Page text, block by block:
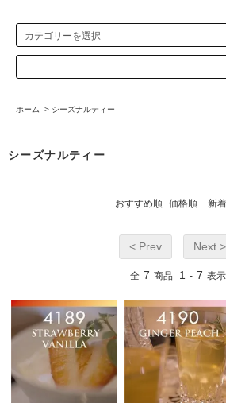
ホーム > シーズナルティー
シーズナルティー
おすすめ順 価格順 新
< Prev Next >
全 7 商品 1 - 7 表示